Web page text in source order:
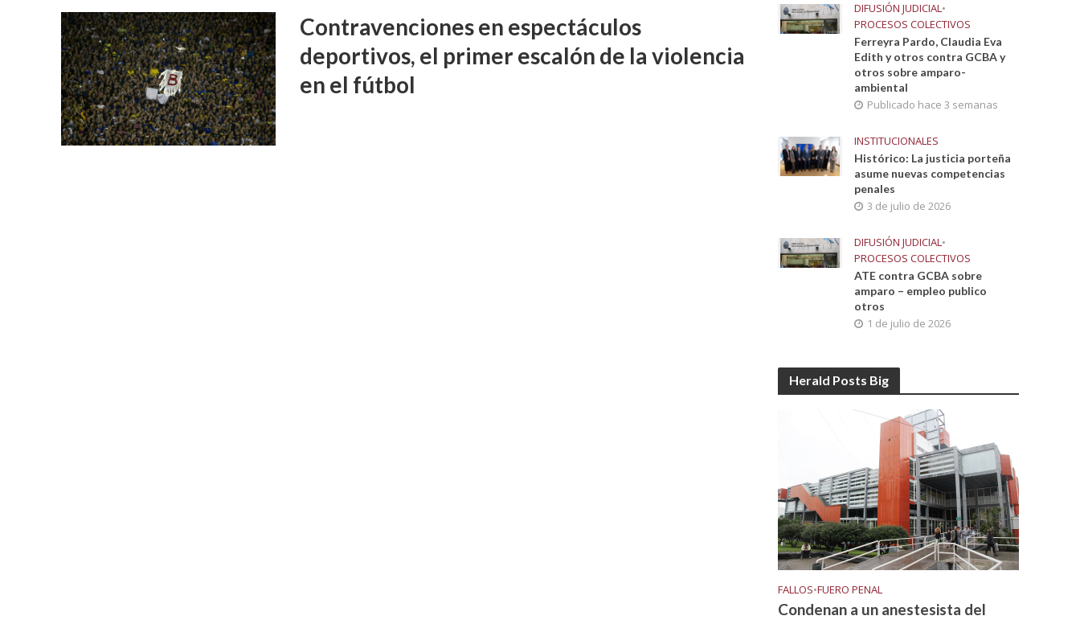
Contravenciones en espectáculos
deportivos, el primer escalón de la violencia
en el fútbol
DIFUSIÓN JUDICIAL•
PROCESOS COLECTIVOS
Ferreyra Pardo, Claudia Eva
Edith y otros contra GCBA y
otros sobre amparo-
ambiental
Publicado hace 3 semanas
INSTITUCIONALES
Histórico: La justicia porteña
asume nuevas competencias
penales
3 de julio de 2026
DIFUSIÓN JUDICIAL•
PROCESOS COLECTIVOS
ATE contra GCBA sobre
amparo – empleo publico
otros
1 de julio de 2026
Herald Posts Big
FALLOS•FUERO PENAL
Condenan a un anestesista del